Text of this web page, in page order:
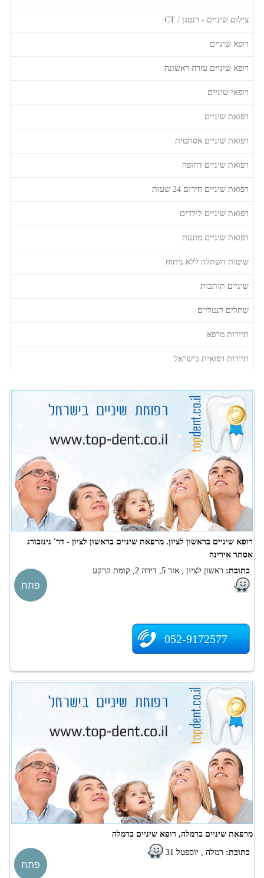
צילום שיניים - רנטגן / CT
רופא שיניים
רופא שיניים עזרה ראשונה
רופאי שיניים
רפואת שיניים
רפואת שיניים אסתטית
רפואת שיניים דחופה
רפואת שיניים חירום 24 שעות
רפואת שיניים לילדים
רפואת שיניים מונעת
שיטות השתלה ללא ניתוח
שיניים תותבות
שתלים דנטליים
תיירות מרפא
תיירות רפואית בישראל
רופא שיניים בראשון לציון. מרפאת שיניים בראשון לציון - דר' גינזבורג
אסתר אירינה
כתובת: ראשון לציון , אזר 5, דירה 2, קומת קרקע
052-9172577
פתח
מרפאת שיניים ברמלה, רופא שיניים ברמלה
כתובת: רמלה , יוספטל 31
פתח